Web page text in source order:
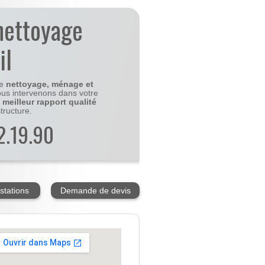
nettoyage, ménage et
intervenons dans votre
meilleur rapport qualité
Demande de devis